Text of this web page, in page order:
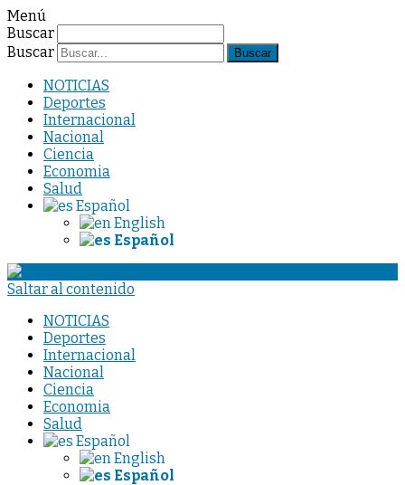
Menú
Buscar
Buscar
NOTICIAS
Deportes
Internacional
Nacional
Ciencia
Economia
Salud
Español
English
Español
Saltar al contenido
NOTICIAS
Deportes
Internacional
Nacional
Ciencia
Economia
Salud
Español
English
Español